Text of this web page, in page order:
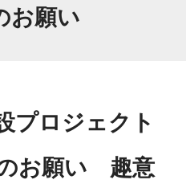
お願い
プロジェクト
お願い 趣意